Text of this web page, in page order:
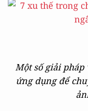
Một số giải
ứng dụng để